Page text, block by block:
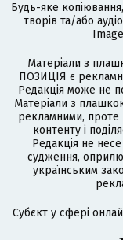
Будь-яке
творів та/або
Матеріали з
ПОЗИЦІЯ є
Редакція може не
Матеріали з
рекламними, проте
контенту і
Редакція не несе
судження,
українським
Cубєкт у сфері